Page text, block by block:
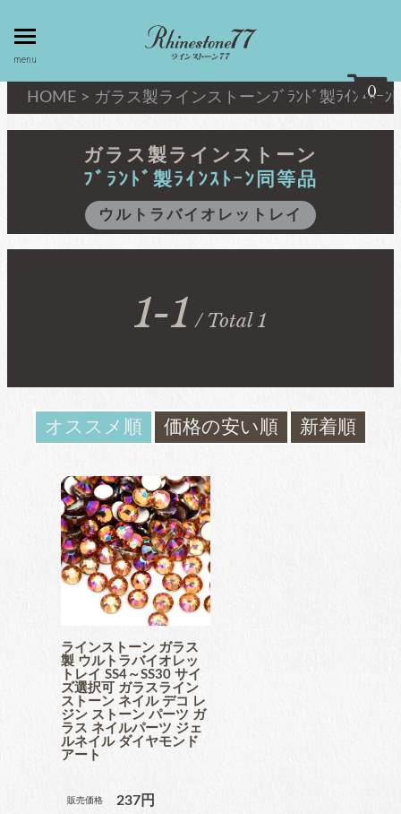
toggle
menu
menu
0
my page
マイページ
privacy
policy
個人情報取
扱
contact
blog
ブログ
linestone ラインストーン
キシリウスカット
最高級品質ﾗｲﾝｽﾄｰﾝ
ガラスラインストーン
ﾌﾞﾗﾝﾄﾞ製ﾗｲﾝｽﾄｰﾝ同等品
チャトン
ﾌﾞﾗﾝﾄﾞ製ﾗｲﾝｽﾄｰﾝ同等品
アクリルラインストーン
パールラインストーン
HOME > ガラス製ラインストーンﾌﾞﾗﾝﾄﾞ製ﾗｲﾝｽﾄｰﾝ
ガラス製ラインストーン
ﾌﾞﾗﾝﾄﾞ製ﾗｲﾝｽﾄｰﾝ同等品
ウルトラバイオレットレイ
1-1 / Total 1
オススメ順 価格の安い順 新着順
ラインストーン ガラス
製 ウルトラバイオレッ
トレイ SS4～SS30 サイ
ズ選択可 ガラスライン
ストーン ネイル デコ レ
ジン ストーン パーツ ガ
ラス ネイルパーツ ジェ
ルネイル ダイヤモンド
アート
販売価格 237円